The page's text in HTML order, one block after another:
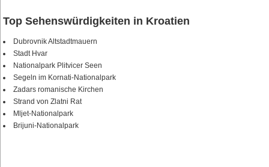
Top Sehenswürdigkeiten in Kroatien
Dubrovnik Altstadtmauern
Stadt Hvar
Nationalpark Plitvicer Seen
Segeln im Kornati-Nationalpark
Zadars romanische Kirchen
Strand von Zlatni Rat
Mljet-Nationalpark
Brijuni-Nationalpark